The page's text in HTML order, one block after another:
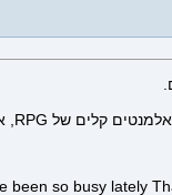
been so busy lately